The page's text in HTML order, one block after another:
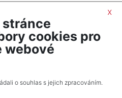
ARTICLE
x
stránce
cookies pro
webové
o souhlas s jejich zpracováním.